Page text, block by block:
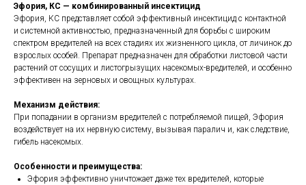
Эфория, КС — комбинированный инсектицид
Эфория, КС представляет собой эффективный инсектицид с контактной
и системной активностью, предназначенный для борьбы с широким
спектром вредителей на всех стадиях их жизненного цикла, от личинок до
взрослых особей. Препарат предназначен для обработки листовой части
растений от сосущих и листогрызущих насекомых-вредителей, и особенно
эффективен на зерновых и овощных культурах.
Механизм действия:
При попадании в организм вредителей с потребляемой пищей, Эфория
воздействует на их нервную систему, вызывая паралич и, как следствие,
гибель насекомых.
Особенности и преимущества:
Эфория эффективно уничтожает даже тех вредителей, которые